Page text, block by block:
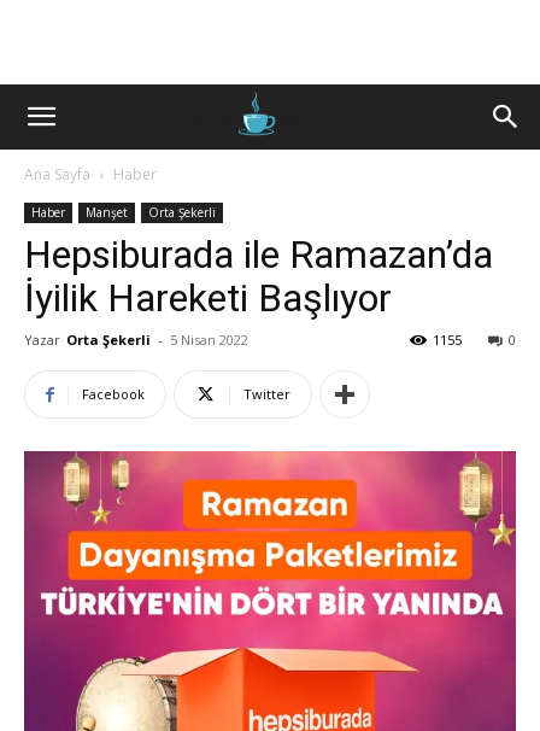
Ana Sayfa Haber
Haber Manşet Orta Şekerli
Hepsiburada ile Ramazan’da
İyilik Hareketi Başlıyor
Yazar Orta Şekerli - 5 Nisan 2022 0
1155
Facebook Twitter